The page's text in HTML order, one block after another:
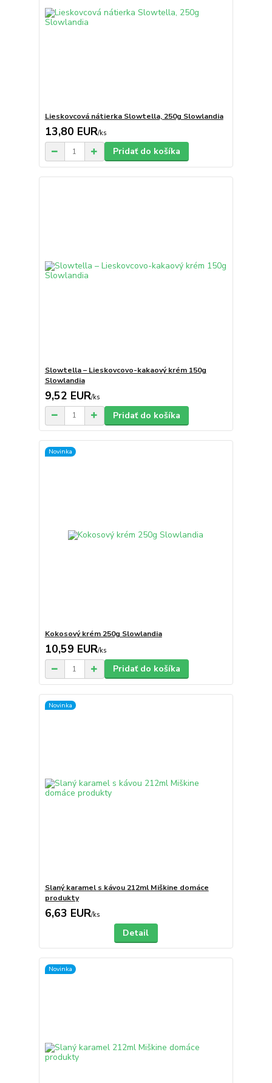
Lieskovcová nátierka Slowtella, 250g Slowlandia
13,80 EUR/ks
Pridať do košíka
Slowtella – Lieskovcovo-kakaový krém 150g
Slowlandia
9,52 EUR/ks
Pridať do košíka
Novinka
Kokosový krém 250g Slowlandia
10,59 EUR/ks
Pridať do košíka
Novinka
Slaný karamel s kávou 212ml Miškine domáce
produkty
6,63 EUR/ks
Detail
Novinka